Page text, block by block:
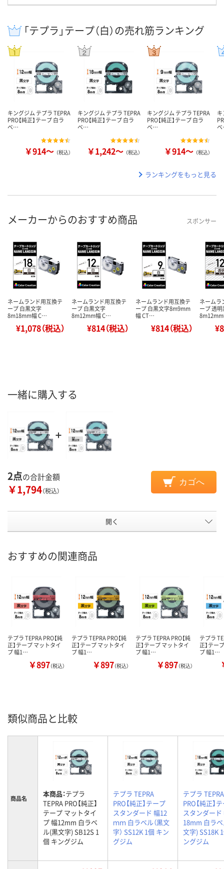
「テプラ」テープ（白）の売れ筋ランキング
キングジム テプラ TEPRA
PRO【純正】テープ 白ラ
ベ…
￥914～ （税込）
キングジム テプラ TEPRA
PRO【純正】テープ 白ラ
ベ…
￥1,242～ （税込）
キングジム テプラ TEPRA
PRO【純正】テープ 白ラ
ベ…
￥914～ （税込）
キ
ランキングをもっと見る
メーカーからのおすすめ商品 スポンサー
ネームランド用互換テ
ープ 白黒文字
8m18mm幅 C…
¥1,078（税込）
ネームランド用互換テ
ープ 白黒文字
8m12mm幅 C…
¥814（税込）
ネームランド用互換テ
ープ 白黒文字8m9mm
幅 CT…
¥814（税込）
ネームラ
ープ 透
一緒に購入する
2点の合計金額
￥1,794（税込）
カゴへ
開く
おすすめの関連商品
テプラ TEPRA PRO【純
正】テープ マットタイ
プ 幅1…
￥897（税込）
テプラ TEPRA PRO【純
正】テープ マットタイ
プ 幅1…
￥897（税込）
テプラ TEPRA PRO【純
正】テープ マットタイ
プ 幅1…
￥897（税込）
テプラ
正】テー
プ 幅1…
類似商品と比較
商品名 本商品：テプラ
TEPRA PRO【純正】
テープ マットタイ
プ 幅12mm 白ラベ
ル(黒文字) SB12S 1
個 キングジム
テプラ TEPRA
PRO【純正】テープ
スタンダード 幅12
ｍｍ 白ラベル（黒文
字） SS12K 1個 キン
グジム
テプラ TEPRA
PRO【純正】
スタンダード
18mm 白ラ
文字) SS18K
ングジム